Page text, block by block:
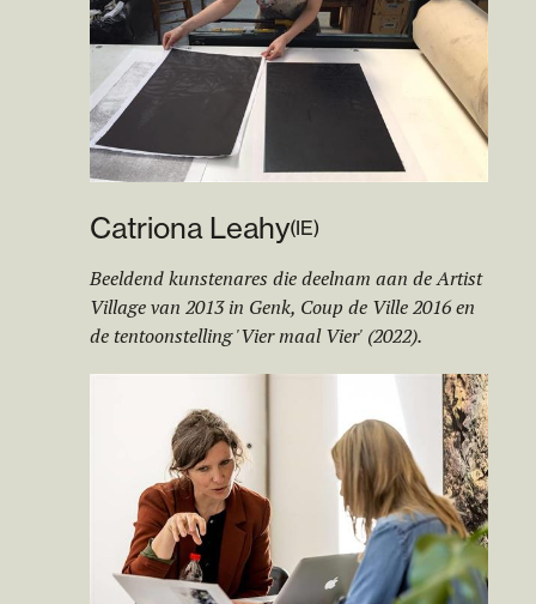
Catriona Leahy(IE)
Beeldend kunstenares die deelnam aan de Artist
Village van 2013 in Genk, Coup de Ville 2016 en
de tentoonstelling 'Vier maal Vier' (2022).